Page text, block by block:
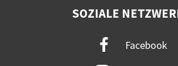
SOZIALE
Facebook